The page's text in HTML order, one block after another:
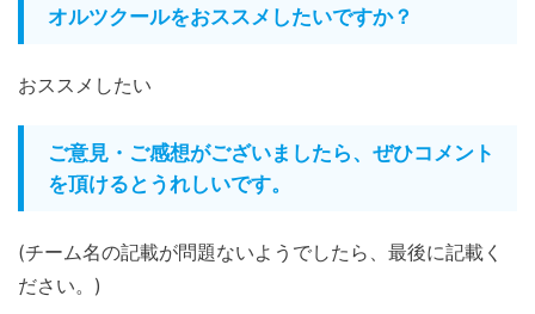
オルツクールをおススメしたいですか？
おススメしたい
ご意見・ご感想がございましたら、ぜひコメント
を頂けるとうれしいです。
(チーム名の記載が問題ないようでしたら、最後に記載く
ださい。)